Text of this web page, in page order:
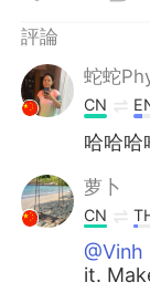
評論
蛇蛇
CN
哈哈哈
萝卜
CN
@Vinh
it.